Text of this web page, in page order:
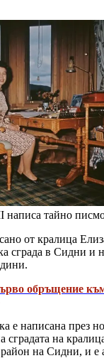
написа тайно
от кралица
сграда в Сидни и
обръщение
е написана през
сградата на
на Сидни, и е